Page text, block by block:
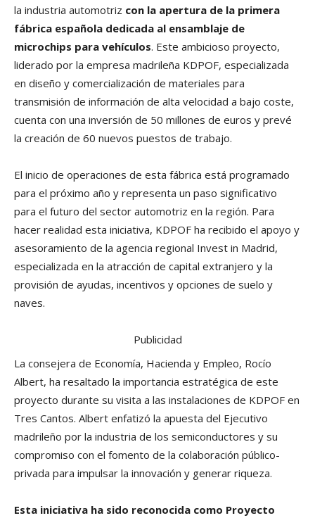
la industria automotriz con la apertura de la primera
fábrica española dedicada al ensamblaje de
microchips para vehículos. Este ambicioso proyecto,
liderado por la empresa madrileña KDPOF, especializada
en diseño y comercialización de materiales para
transmisión de información de alta velocidad a bajo coste,
cuenta con una inversión de 50 millones de euros y prevé
la creación de 60 nuevos puestos de trabajo.
El inicio de operaciones de esta fábrica está programado
para el próximo año y representa un paso significativo
para el futuro del sector automotriz en la región. Para
hacer realidad esta iniciativa, KDPOF ha recibido el apoyo y
asesoramiento de la agencia regional Invest in Madrid,
especializada en la atracción de capital extranjero y la
provisión de ayudas, incentivos y opciones de suelo y
naves.
Publicidad
La consejera de Economía, Hacienda y Empleo, Rocío
Albert, ha resaltado la importancia estratégica de este
proyecto durante su visita a las instalaciones de KDPOF en
Tres Cantos. Albert enfatizó la apuesta del Ejecutivo
madrileño por la industria de los semiconductores y su
compromiso con el fomento de la colaboración público-
privada para impulsar la innovación y generar riqueza.
Esta iniciativa ha sido reconocida como Proyecto